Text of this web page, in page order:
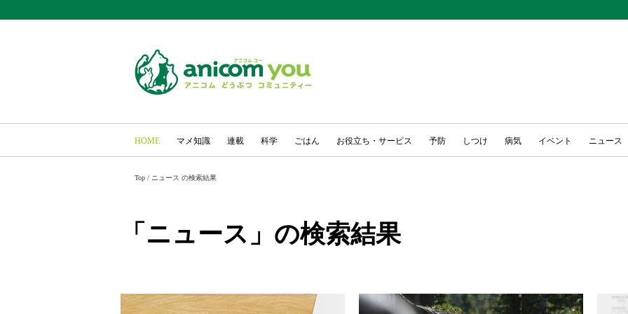
HOME マメ知識 連載 科学 ごはん お役立ち・サービス 予防 しつけ 病気 イベント ニュース
Top / ニュース の検索結果
「ニュース」の検索結果